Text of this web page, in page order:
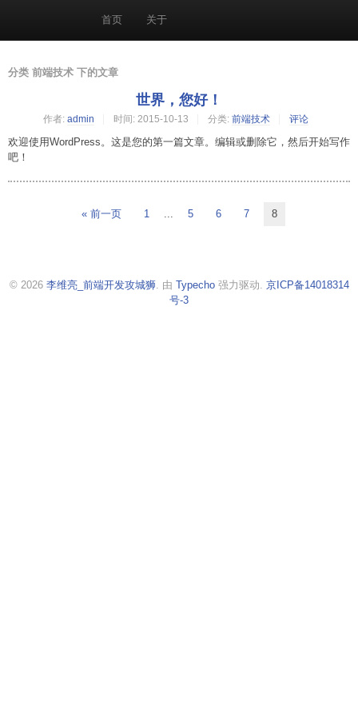
首页 关于
分类 前端技术 下的文章
世界，您好！
作者: admin 时间: 2015-10-13 分类: 前端技术 评论
欢迎使用WordPress。这是您的第一篇文章。编辑或删除它，然后开始写作
吧！
« 前一页 1 ... 5 6 7 8
© 2026 李维亮_前端开发攻城狮. 由 Typecho强力驱动. 京ICP备14018314
号-3